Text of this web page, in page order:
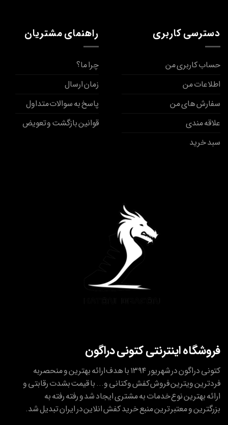
دسترسی کاربری
حساب کاربری من
اطلاعات من
سفارش های من
علاقه مندی
سبد خرید
راهنمای مشتریان
چرا ما؟
زمان ارسال
پاسخ به سوالات متداول
قوانین بازگشت و تعویض
فروشگاه اینترنتی کتونی دراگون
کتونی دراگون در شهریور ۱۳۹۴ با هدف ارائه بهترین و منحصربه
فردترین ویترین فروش کفش وکتانی و... با قیمت بشدت رقابتی و
ارائه بهترین نوع خدمات به مشتری ایجاد شد و رفته رفته به
بزرگترین و معتبر ترین منبع خرید کفش انلاین در ایران تبدیل شد.